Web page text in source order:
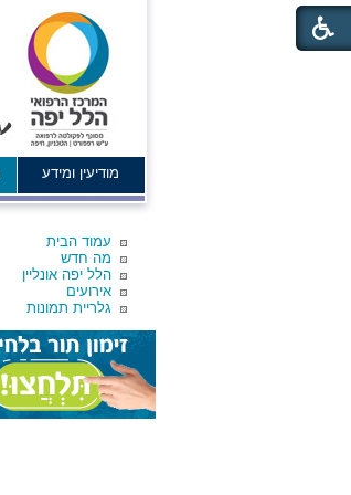
מודיעין ומידע
עמוד הבית
מה חדש
הלל יפה אונליין
אירועים
גלריית תמונות